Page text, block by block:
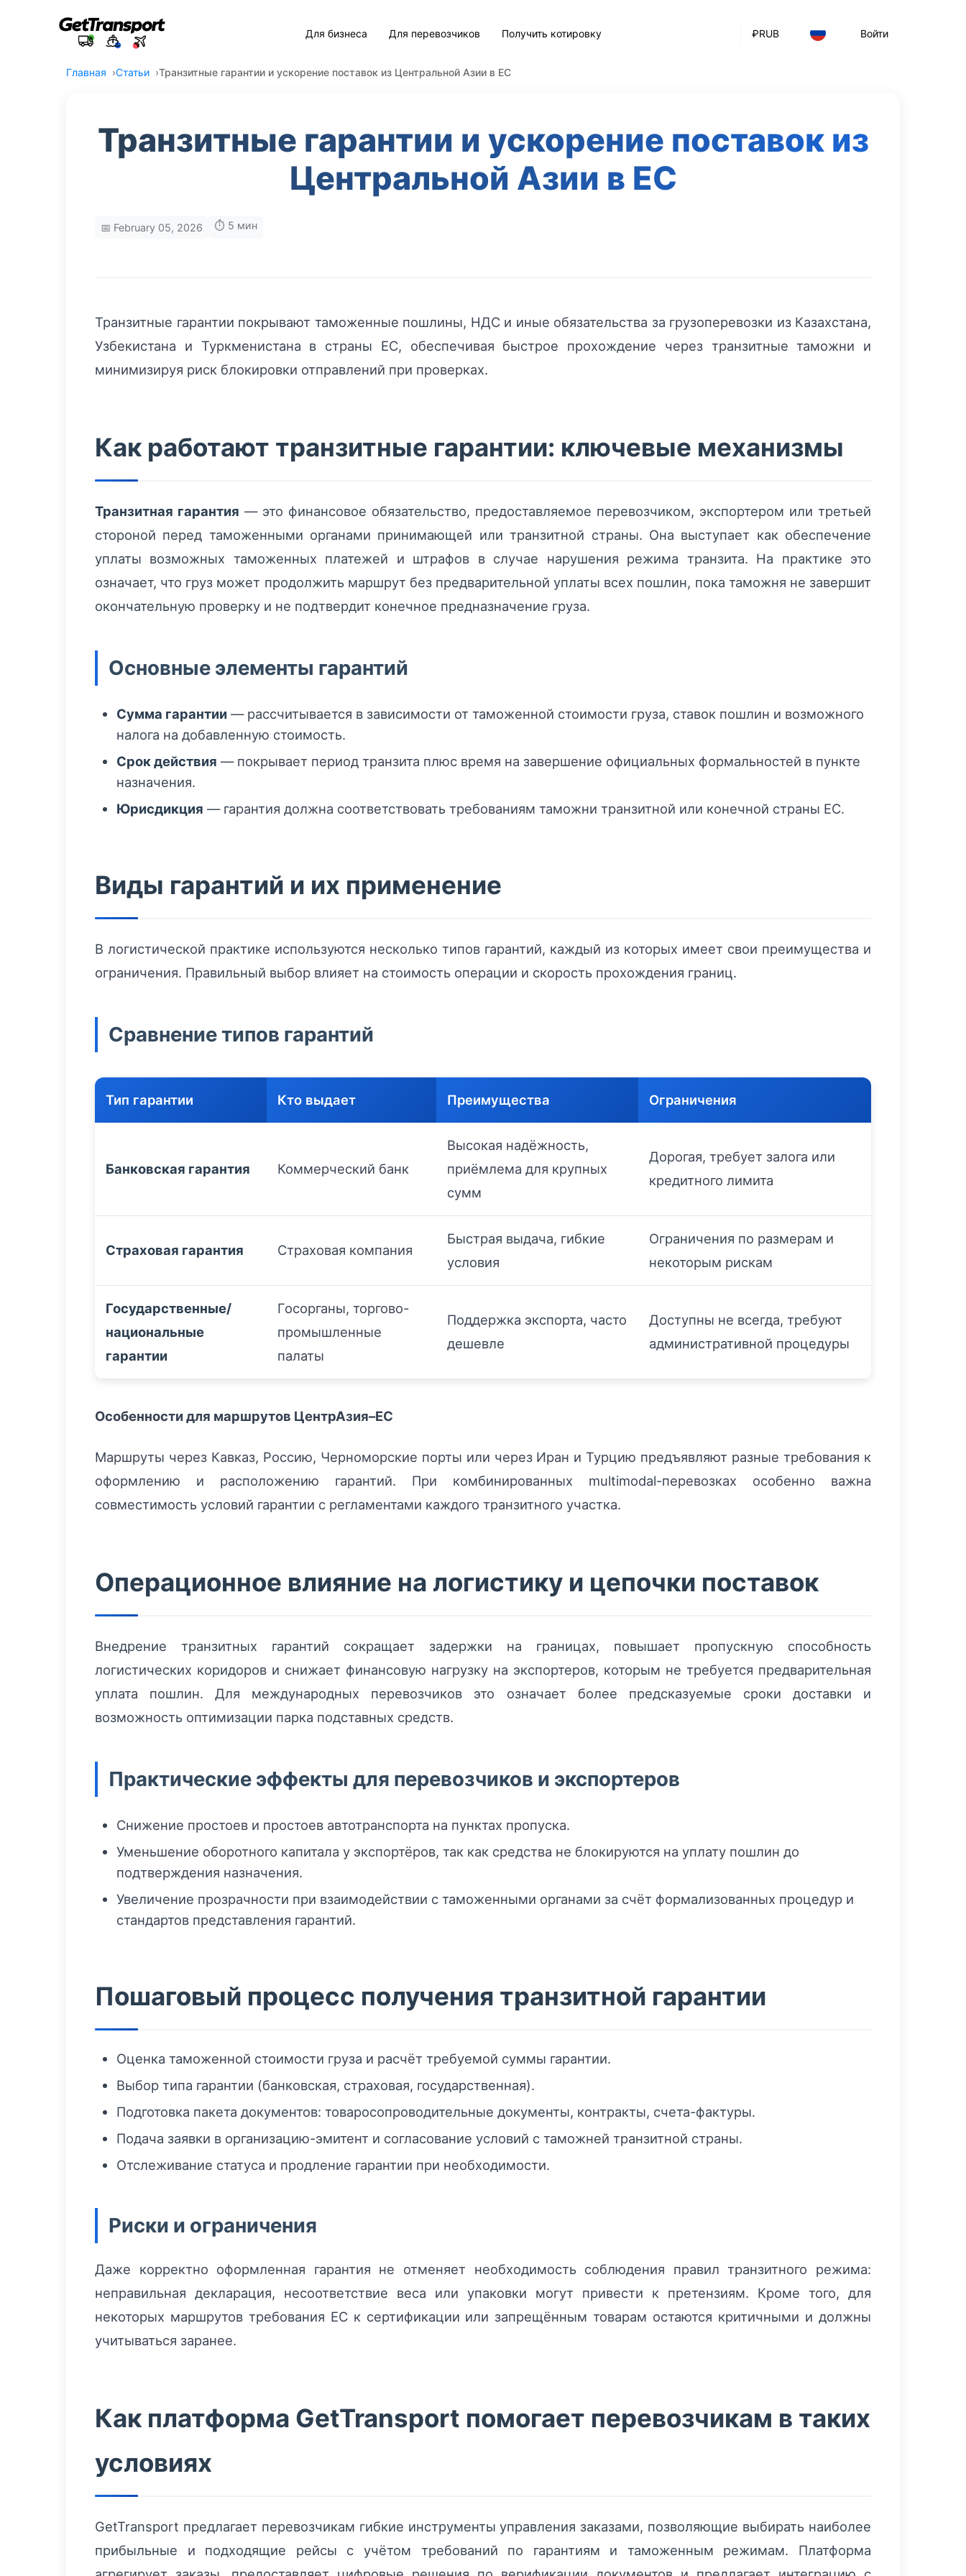
₽RUB Войти
Для бизнеса Для перевозчиков Получить котировку
Главная Статьи Транзитные гарантии и ускорение поставок из Центральной Азии в ЕС
Транзитные гарантии и ускорение поставок из
Центральной Азии в ЕС
📅 February 05, 2026 ⏱️ 5 мин
Транзитные гарантии покрывают таможенные пошлины, НДС и иные обязательства за грузоперевозки из Казахстана,
Узбекистана и Туркменистана в страны ЕС, обеспечивая быстрое прохождение через транзитные таможни и
минимизируя риск блокировки отправлений при проверках.
Как работают транзитные гарантии: ключевые механизмы
Транзитная гарантия — это финансовое обязательство, предоставляемое перевозчиком, экспортером или третьей
стороной перед таможенными органами принимающей или транзитной страны. Она выступает как обеспечение
уплаты возможных таможенных платежей и штрафов в случае нарушения режима транзита. На практике это
означает, что груз может продолжить маршрут без предварительной уплаты всех пошлин, пока таможня не завершит
окончательную проверку и не подтвердит конечное предназначение груза.
Основные элементы гарантий
Сумма гарантии — рассчитывается в зависимости от таможенной стоимости груза, ставок пошлин и возможного
налога на добавленную стоимость.
Срок действия — покрывает период транзита плюс время на завершение официальных формальностей в пункте
назначения.
Юрисдикция — гарантия должна соответствовать требованиям таможни транзитной или конечной страны ЕС.
Виды гарантий и их применение
В логистической практике используются несколько типов гарантий, каждый из которых имеет свои преимущества и
ограничения. Правильный выбор влияет на стоимость операции и скорость прохождения границ.
Сравнение типов гарантий
Тип гарантии Кто выдает Преимущества Ограничения
Банковская гарантия Коммерческий банк
Высокая надёжность,
приёмлема для крупных
сумм
Дорогая, требует залога или
кредитного лимита
Страховая гарантия Страховая компания
Быстрая выдача, гибкие
условия
Ограничения по размерам и
некоторым рискам
Государственные/
национальные
гарантии
Госорганы, торгово-
промышленные
палаты
Поддержка экспорта, часто
дешевле
Доступны не всегда, требуют
административной процедуры
Особенности для маршрутов ЦентрАзия–ЕС
Маршруты через Кавказ, Россию, Черноморские порты или через Иран и Турцию предъявляют разные требования к
оформлению и расположению гарантий. При комбинированных multimodal-перевозках особенно важна
совместимость условий гарантии с регламентами каждого транзитного участка.
Операционное влияние на логистику и цепочки поставок
Внедрение транзитных гарантий сокращает задержки на границах, повышает пропускную способность
логистических коридоров и снижает финансовую нагрузку на экспортеров, которым не требуется предварительная
уплата пошлин. Для международных перевозчиков это означает более предсказуемые сроки доставки и
возможность оптимизации парка подставных средств.
Практические эффекты для перевозчиков и экспортеров
Снижение простоев и простоев автотранспорта на пунктах пропуска.
Уменьшение оборотного капитала у экспортёров, так как средства не блокируются на уплату пошлин до
подтверждения назначения.
Увеличение прозрачности при взаимодействии с таможенными органами за счёт формализованных процедур и
стандартов представления гарантий.
Пошаговый процесс получения транзитной гарантии
Оценка таможенной стоимости груза и расчёт требуемой суммы гарантии.
Выбор типа гарантии (банковская, страховая, государственная).
Подготовка пакета документов: товаросопроводительные документы, контракты, счета-фактуры.
Подача заявки в организацию-эмитент и согласование условий с таможней транзитной страны.
Отслеживание статуса и продление гарантии при необходимости.
Риски и ограничения
Даже корректно оформленная гарантия не отменяет необходимость соблюдения правил транзитного режима:
неправильная декларация, несоответствие веса или упаковки могут привести к претензиям. Кроме того, для
некоторых маршрутов требования ЕС к сертификации или запрещённым товарам остаются критичными и должны
учитываться заранее.
Как платформа GetTransport помогает перевозчикам в таких
условиях
GetTransport предлагает перевозчикам гибкие инструменты управления заказами, позволяющие выбирать наиболее
прибыльные и подходящие рейсы с учётом требований по гарантиям и таможенным режимам. Платформа